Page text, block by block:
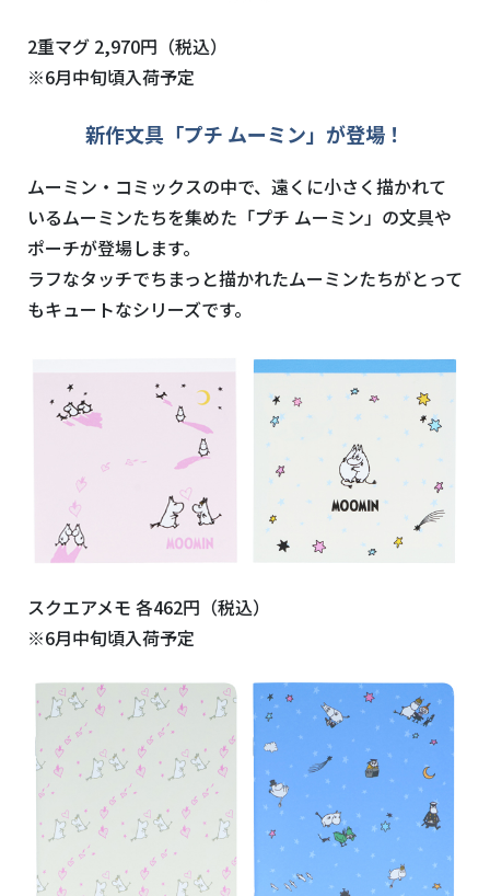
2重マグ 2,970円（税込）
※6月中旬頃入荷予定
新作文具「プチ ムーミン」が登場！
ムーミン・コミックスの中で、遠くに小さく描かれて
いるムーミンたちを集めた「プチ ムーミン」の文具や
ポーチが登場します。
ラフなタッチでちまっと描かれたムーミンたちがとって
もキュートなシリーズです。
スクエアメモ 各462円（税込）
※6月中旬頃入荷予定